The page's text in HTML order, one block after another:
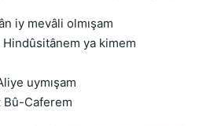
iy mevâli olmışam
ya kimem
uymışam
Bû-Caferem